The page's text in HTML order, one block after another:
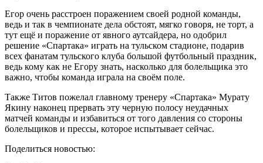
Егор очень расстроен поражением своей родной команды,
ведь и так в чемпионате дела обстоят, мягко говоря, не торт, а
тут ещё и поражение от явного аутсайдера, но одобрил
решение «Спартака» играть на тульском стадионе, подарив
всех фанатам тульского клуба большой футбольный праздник,
ведь кому как не Егору знать, насколько для болельщика это
важно, чтобы команда играла на своём поле.
Также Титов пожелал главному тренеру «Спартака» Мурату
Якину наконец прервать эту черную полосу неудачных
матчей команды и избавиться от того давления со стороны
болельщиков и прессы, которое испытывает сейчас.
Поделиться новостью: